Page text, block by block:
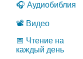
🎧 Аудиобиблия
📽️ Видео
📅 Чтение на
каждый день